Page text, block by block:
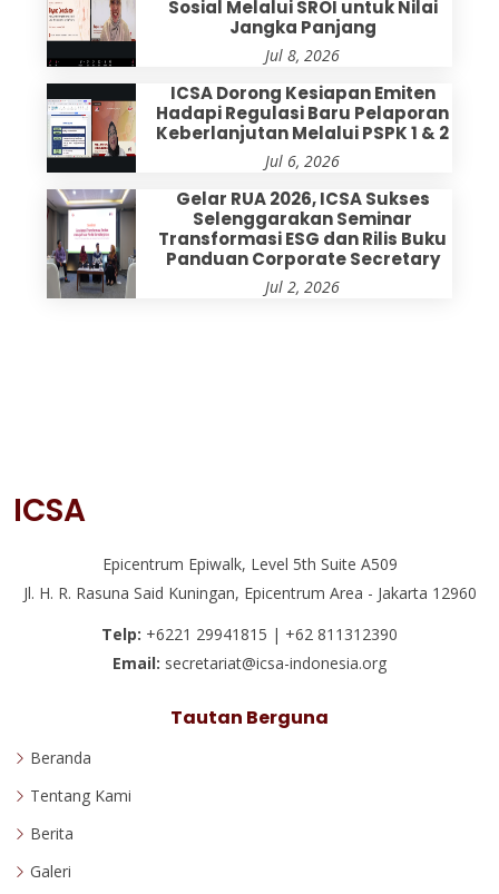
Sosial Melalui SROI untuk Nilai
Jangka Panjang
Jul 8, 2026
ICSA Dorong Kesiapan Emiten
Hadapi Regulasi Baru Pelaporan
Keberlanjutan Melalui PSPK 1 & 2
Jul 6, 2026
Gelar RUA 2026, ICSA Sukses
Selenggarakan Seminar
Transformasi ESG dan Rilis Buku
Panduan Corporate Secretary
Jul 2, 2026
ICSA
Epicentrum Epiwalk, Level 5th Suite A509
Jl. H. R. Rasuna Said Kuningan, Epicentrum Area - Jakarta 12960
Telp: +6221 29941815 | +62 811312390
Email: secretariat@icsa-indonesia.org
Tautan Berguna
Beranda
Tentang Kami
Berita
Galeri